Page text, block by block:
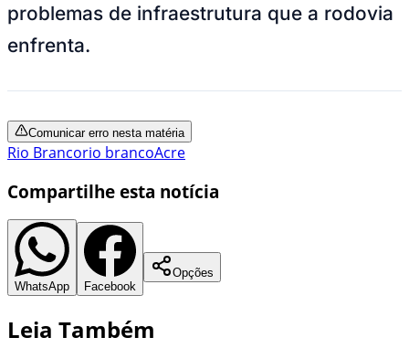
problemas de infraestrutura que a rodovia
enfrenta.
Comunicar erro nesta matéria
Rio Brancorio brancoAcre
Compartilhe esta notícia
WhatsApp Facebook
Opções
Leia Também